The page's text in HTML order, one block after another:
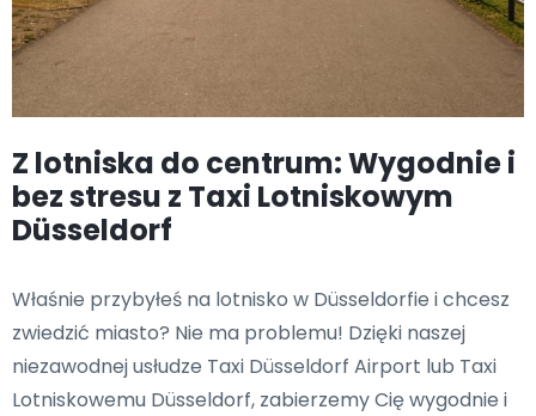
Z lotniska do centrum: Wygodnie i
bez stresu z Taxi Lotniskowym
Düsseldorf
Właśnie przybyłeś na lotnisko w Düsseldorfie i chcesz
zwiedzić miasto? Nie ma problemu! Dzięki naszej
niezawodnej usłudze Taxi Düsseldorf Airport lub Taxi
Lotniskowemu Düsseldorf, zabierzemy Cię wygodnie i